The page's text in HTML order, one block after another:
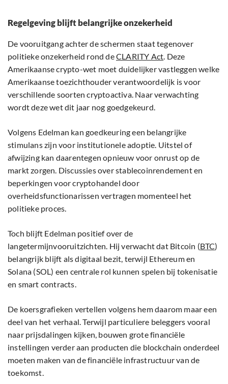
Regelgeving blijft belangrijke onzekerheid
De vooruitgang achter de schermen staat tegenover
politieke onzekerheid rond deCLARITY Act. Deze
Amerikaanse crypto-wet moet duidelijker vastleggen welke
Amerikaanse toezichthouder verantwoordelijk is voor
verschillende soorten cryptoactiva. Naar verwachting
wordt deze wet dit jaar nog goedgekeurd.
Volgens Edelman kan goedkeuring een belangrijke
stimulans zijn voor institutionele adoptie. Uitstel of
afwijzing kan daarentegen opnieuw voor onrust op de
markt zorgen. Discussies over stablecoinrendement en
beperkingen voor cryptohandel door
overheidsfunctionarissen vertragen momenteel het
politieke proces.
Toch blijft Edelman positief over de
langetermijnvooruitzichten. Hij verwacht dat Bitcoin (BTC)⁠
belangrijk blijft als digitaal bezit, terwijl Ethereum⁠ en
Solana (SOL)⁠ een centrale rol kunnen spelen bij tokenisatie
en smart contracts.
De koersgrafieken vertellen volgens hem daarom maar een
deel van het verhaal. Terwijl particuliere beleggers vooral
naar prijsdalingen kijken, bouwen grote financiële
instellingen verder aan producten die blockchain onderdeel
moeten maken van de financiële infrastructuur van de
toekomst.